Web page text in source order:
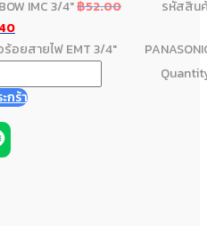
IMC 3/4"฿52.00
ร้อยสายไฟ EMT 3/4"
กร้า
รหัสสินค้